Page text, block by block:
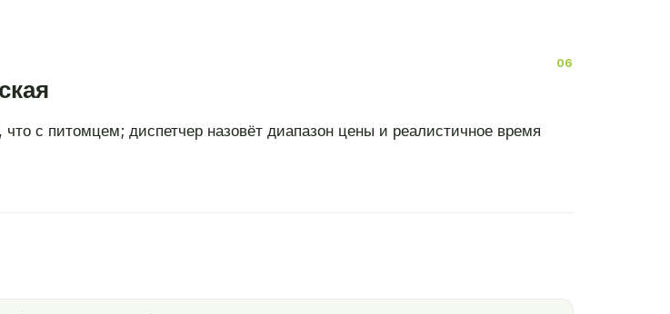
что с питомцем; диспетчер назовёт диапазон цены и реалистичное время